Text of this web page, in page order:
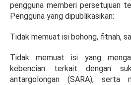
pengguna memberi persetujuan
Pengguna yang dipublikasikan:
Tidak memuat isi bohong, fitnah,
Tidak memuat isi yang
kebencian terkait dengan
antargolongan (SARA), serta